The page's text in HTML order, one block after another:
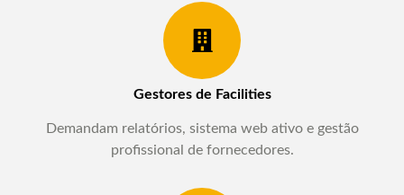
Gestores de Facilities
Demandam relatórios, sistema web ativo e gestão
profissional de fornecedores.